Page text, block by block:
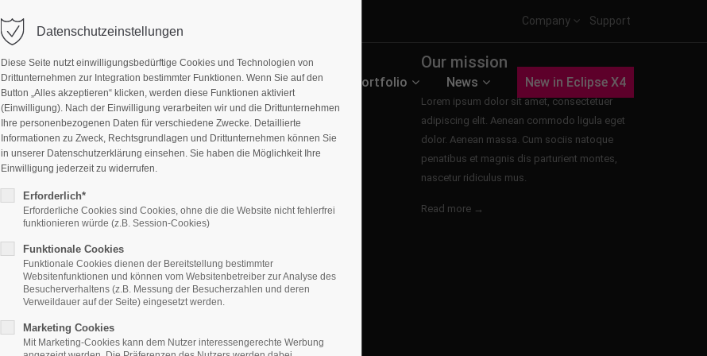
Company Support
Home Features Page Presets Portfolio News New in Eclipse X4
Useful Links
Contact us
Shipping & Returns
How it Works
FAQ
Our mission
Lorem ipsum dolor sit amet, consectetuer
adipiscing elit. Aenean commodo ligula eget
dolor. Aenean massa. Cum sociis natoque
penatibus et magnis dis parturient montes,
nascetur ridiculus mus.
Read more →
Datenschutzeinstellungen
Diese Seite nutzt einwilligungsbedürftige Cookies und Technologien von
Drittunternehmen zur Integration bestimmter Funktionen. Wenn Sie auf den
Button „Alles akzeptieren“ klicken, werden diese Funktionen aktiviert
(Einwilligung). Nach der Einwilligung verarbeiten wir und die Drittunternehmen
Ihre personenbezogenen Daten für verschiedene Zwecke. Detaillierte
Informationen zu Zweck, Rechtsgrundlagen und Drittunternehmen können Sie
in unserer Datenschutzerklärung einsehen. Sie haben die Möglichkeit Ihre
Einwilligung jederzeit zu widerrufen.
Erforderlich*
Erforderliche Cookies sind Cookies, ohne die die Website nicht fehlerfrei
funktionieren würde (z.B. Session-Cookies)
Funktionale Cookies
Funktionale Cookies dienen der Bereitstellung bestimmter
Websitenfunktionen und können vom Websitenbetreiber zur Analyse des
Besucherverhaltens (z.B. Messung der Besucherzahlen und deren
Verweildauer auf der Seite) eingesetzt werden.
Marketing Cookies
Mit Marketing-Cookies kann dem Nutzer interessengerechte Werbung